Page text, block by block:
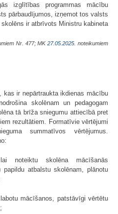
izglītības programmas mācību
pārbaudījumos, izņemot tos valsts
ir atbrīvots Ministru kabineta
Nr. 477; MK27.05.2025. noteikumiem
kas ir nepārtraukta ikdienas mācību
skolēnam un pedagogam
tā brīža sniegumu attiecībā pret
rezultātiem. Formatīvie vērtējumi
summatīvos vērtējumus.
noteiktu skolēna mācīšanās
atbalstu skolēnam, plānotu
mācīšanos, patstāvīgi vērtētu